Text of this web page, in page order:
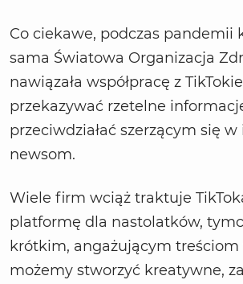
Co ciekawe, podczas pandemii
sama Światowa Organizacja
nawiązała współpracę z
przekazywać rzetelne
przeciwdziałać szerzącym się
newsom.
Wiele firm wciąż traktuje
platformę dla nastolatków,
krótkim, angażującym treściom
możemy stworzyć kreatywne,